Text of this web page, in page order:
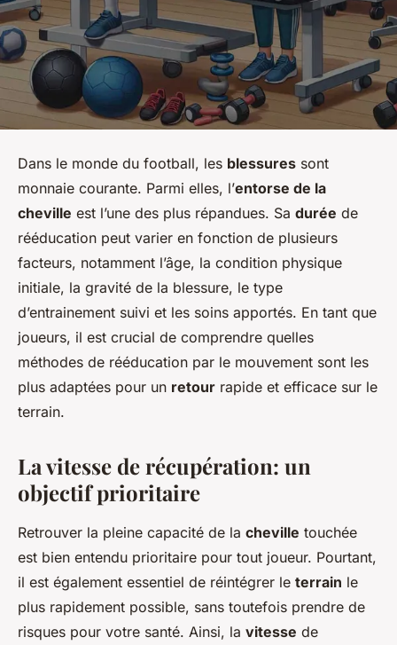
Dans le monde du football, les blessures sont
monnaie courante. Parmi elles, l’entorse de la
cheville est l’une des plus répandues. Sa durée de
rééducation peut varier en fonction de plusieurs
facteurs, notamment l’âge, la condition physique
initiale, la gravité de la blessure, le type
d’entrainement suivi et les soins apportés. En tant que
joueurs, il est crucial de comprendre quelles
méthodes de rééducation par le mouvement sont les
plus adaptées pour un retour rapide et efficace sur le
terrain.
La vitesse de récupération: un
objectif prioritaire
Retrouver la pleine capacité de la cheville touchée
est bien entendu prioritaire pour tout joueur. Pourtant,
il est également essentiel de réintégrer le terrain le
plus rapidement possible, sans toutefois prendre de
risques pour votre santé. Ainsi, la vitesse de